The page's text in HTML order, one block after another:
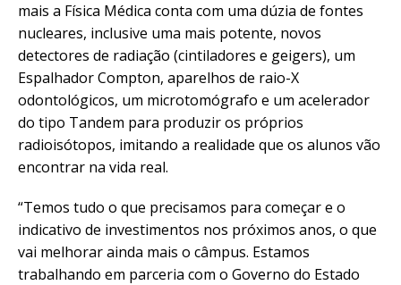
mais a Física Médica conta com uma dúzia de fontes
nucleares, inclusive uma mais potente, novos
detectores de radiação (cintiladores e geigers), um
Espalhador Compton, aparelhos de raio-X
odontológicos, um microtomógrafo e um acelerador
do tipo Tandem para produzir os próprios
radioisótopos, imitando a realidade que os alunos vão
encontrar na vida real.
“Temos tudo o que precisamos para começar e o
indicativo de investimentos nos próximos anos, o que
vai melhorar ainda mais o câmpus. Estamos
trabalhando em parceria com o Governo do Estado